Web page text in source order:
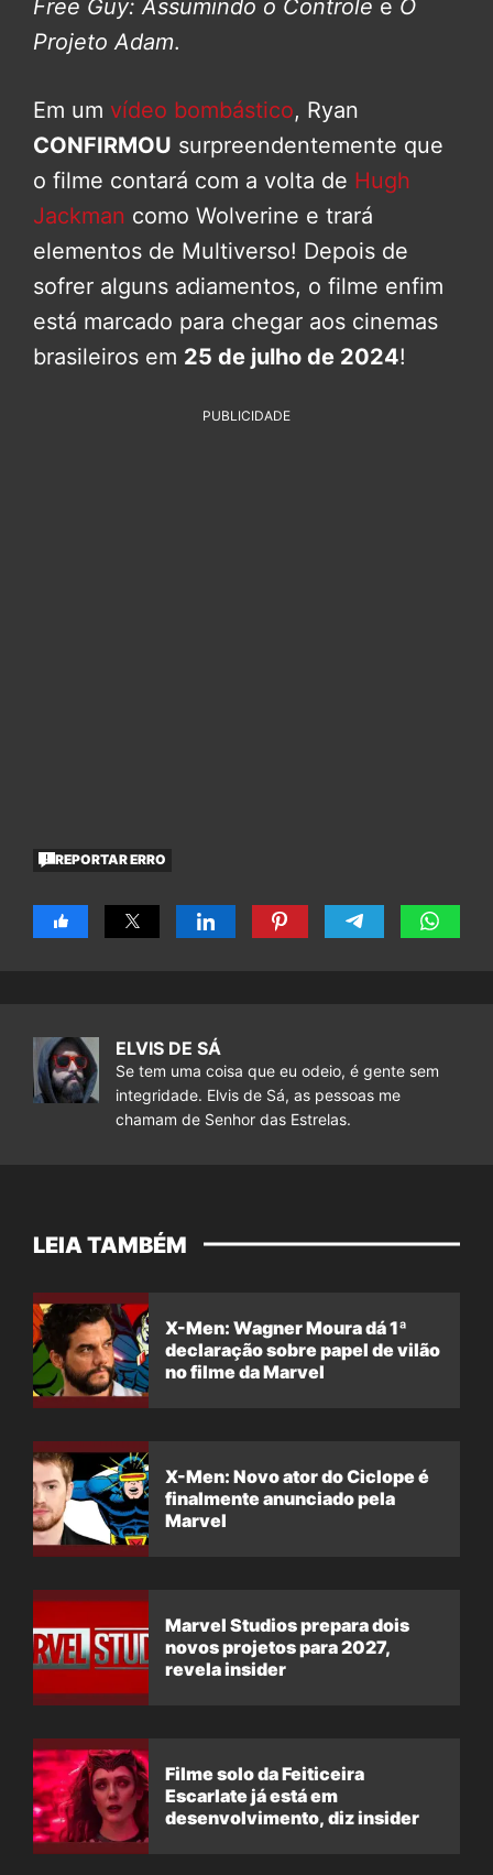
Free Guy: Assumindo o Controle e O
Projeto Adam.
Em um vídeo bombástico, Ryan
CONFIRMOU surpreendentemente que
o filme contará com a volta de Hugh
Jackman como Wolverine e trará
elementos de Multiverso! Depois de
sofrer alguns adiamentos, o filme enfim
está marcado para chegar aos cinemas
brasileiros em 25 de julho de 2024!
PUBLICIDADE
REPORTAR ERRO
ELVIS DE SÁ
Se tem uma coisa que eu odeio, é gente sem
integridade. Elvis de Sá, as pessoas me
chamam de Senhor das Estrelas.
LEIA TAMBÉM
X-Men: Wagner Moura dá 1ª
declaração sobre papel de vilão
no filme da Marvel
X-Men: Novo ator do Ciclope é
finalmente anunciado pela
Marvel
Marvel Studios prepara dois
novos projetos para 2027,
revela insider
Filme solo da Feiticeira
Escarlate já está em
desenvolvimento, diz insider